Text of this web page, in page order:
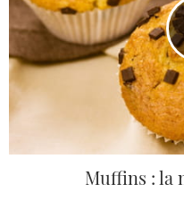
Muffins : la